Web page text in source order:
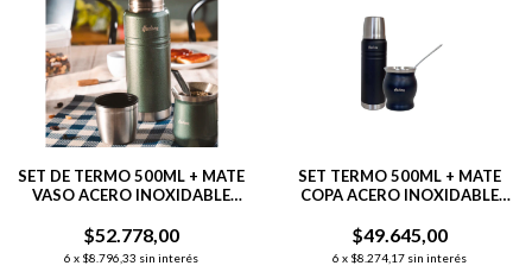
SET DE TERMO 500ML + MATE
VASO ACERO INOXIDABLE
$52.778,00
6 x $8.796,33 sin interés
SET TERMO 500ML + MATE
COPA ACERO INOXIDABLE
$49.645,00
6 x $8.274,17 sin interés